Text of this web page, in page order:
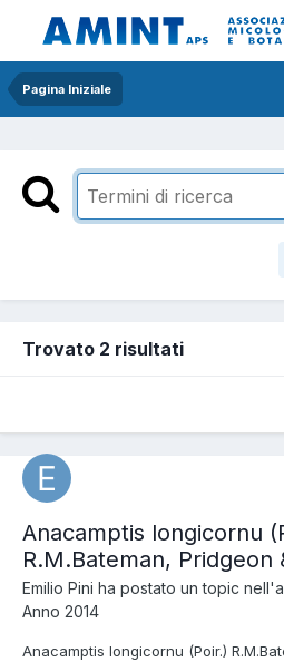
Pagina Iniziale
Trovato 2 risultati
Anacamptis longicornu
R.M.Bateman, Pridgeon
Emilio Pini ha postato un topic
Anno 2014
Anacamptis longicornu (Poir.)